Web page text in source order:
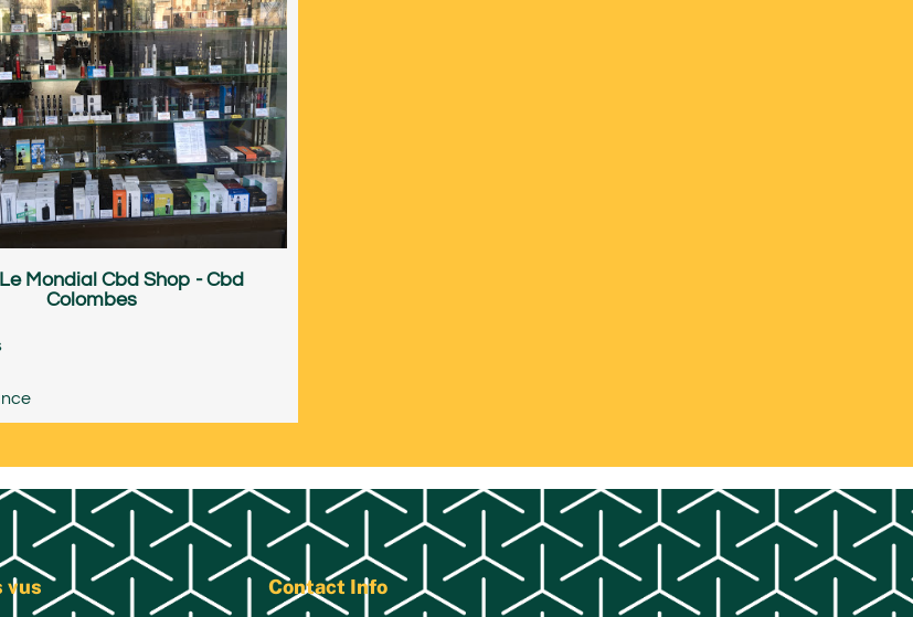
Mondial Cbd Shop - Cbd
Colombes
vus Contact Info